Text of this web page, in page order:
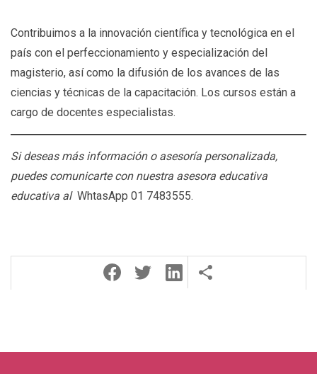
Contribuimos a la innovación científica y tecnológica en el
país con el perfeccionamiento y especialización del
magisterio, así como la difusión de los avances de las
ciencias y técnicas de la capacitación. Los cursos están a
cargo de docentes especialistas.
Si deseas más información o asesoría personalizada,
puedes comunicarte con nuestra asesora educativa
educativa alWhtasApp 01 7483555.